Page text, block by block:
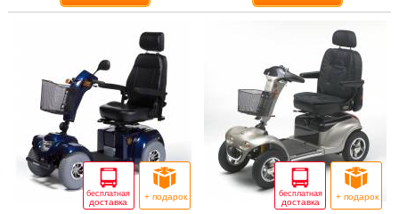
бесплатная
доставка
+ подарок бесплатная
доставка
+ подарок